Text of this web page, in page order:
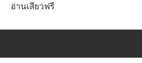
อ่านเสียวฟรี